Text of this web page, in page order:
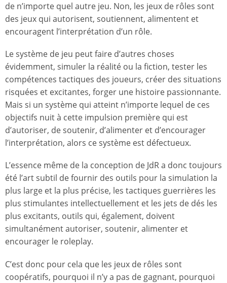
de n’importe quel autre jeu. Non, les jeux de rôles sont
des jeux qui autorisent, soutiennent, alimentent et
encouragent l’interprétation d’un rôle.
Le système de jeu peut faire d’autres choses
évidemment, simuler la réalité ou la fiction, tester les
compétences tactiques des joueurs, créer des situations
risquées et excitantes, forger une histoire passionnante.
Mais si un système qui atteint n’importe lequel de ces
objectifs nuit à cette impulsion première qui est
d’autoriser, de soutenir, d’alimenter et d’encourager
l’interprétation, alors ce système est défectueux.
L’essence même de la conception de JdR a donc toujours
été l’art subtil de fournir des outils pour la simulation la
plus large et la plus précise, les tactiques guerrières les
plus stimulantes intellectuellement et les jets de dés les
plus excitants, outils qui, également, doivent
simultanément autoriser, soutenir, alimenter et
encourager le roleplay.
C’est donc pour cela que les jeux de rôles sont
coopératifs, pourquoi il n’y a pas de gagnant, pourquoi